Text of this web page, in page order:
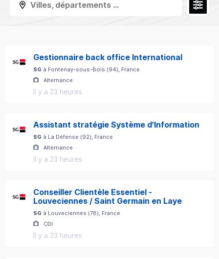
Villes, départements ...
Gestionnaire back office International
SG à Fontenay-sous-Bois (94), France
Alternance
Il y a 23 heures
Assistant stratégie Système d'Information
SG à La Défense (92), France
Alternance
Il y a 23 heures
Conseiller Clientèle Essentiel -
Louveciennes / Saint Germain en Laye
SG à Louveciennes (78), France
CDI
Il y a 23 heures